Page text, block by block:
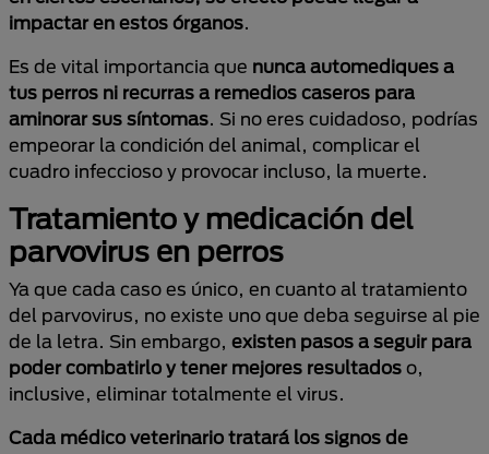
impactar en estos órganos.
Es de vital importancia que nunca automediques a
tus perros ni recurras a remedios caseros para
aminorar sus síntomas. Si no eres cuidadoso, podrías
empeorar la condición del animal, complicar el
cuadro infeccioso y provocar incluso, la muerte.
Tratamiento y medicación del
parvovirus en perros
Ya que cada caso es único, en cuanto al tratamiento
del parvovirus, no existe uno que deba seguirse al pie
de la letra. Sin embargo, existen pasos a seguir para
poder combatirlo y tener mejores resultados o,
inclusive, eliminar totalmente el virus.
Cada médico veterinario tratará los signos de